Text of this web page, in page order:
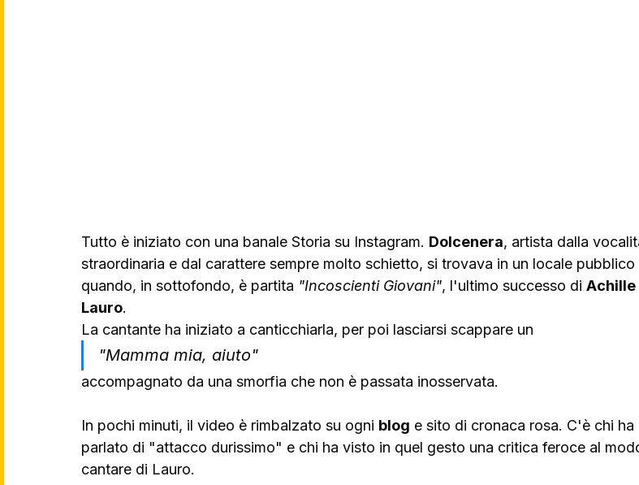
Tutto è iniziato con una banale Storia su Instagram. Dolcenera, artista dalla
straordinaria e dal carattere sempre molto schietto, si trovava in un locale pubblico
quando, in sottofondo, è partita "Incoscienti Giovani", l'ultimo successo di Achille
Lauro.
La cantante ha iniziato a canticchiarla, per poi lasciarsi scappare un
"Mamma mia, aiuto"
accompagnato da una smorfia che non è passata inosservata.
In pochi minuti, il video è rimbalzato su ogni blog e sito di cronaca rosa. C'è chi ha
parlato di "attacco durissimo" e chi ha visto in quel gesto una critica feroce al
cantare di Lauro.